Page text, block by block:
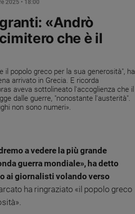
«Andrò
che è il
il popolo greco per la sua generosità", ha
arrivato in Grecia. E ricorda
aveva sottolineato l'accoglienza che il
dalle guerre, "nonostante l'austerità".
non sono numeri».
2025 • 18:00
a vedere la più grande
guerra mondiale», ha detto
ai giornalisti volando verso
ha ringraziato «il popolo greco